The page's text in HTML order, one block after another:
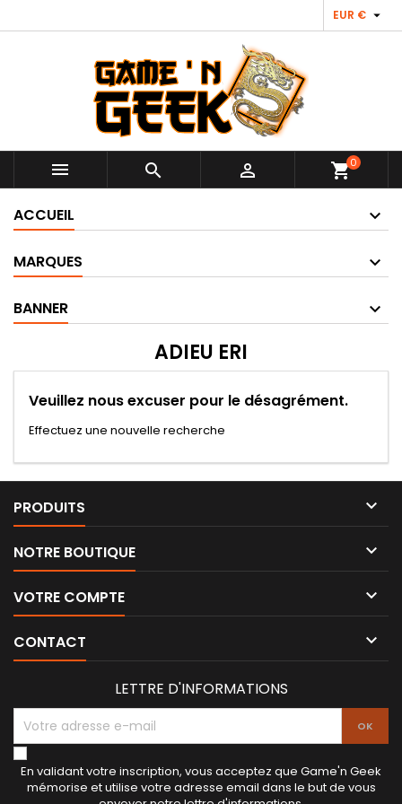
EUR € 
   shopping_cart0
ACCUEIL
MARQUES
BANNER
ADIEU ERI
Veuillez nous excuser pour le désagrément.
Effectuez une nouvelle recherche
PRODUITS 
NOTRE BOUTIQUE 
VOTRE COMPTE 
CONTACT 
LETTRE D'INFORMATIONS
En validant votre inscription, vous acceptez que Game'n Geek
mémorise et utilise votre adresse email dans le but de vous